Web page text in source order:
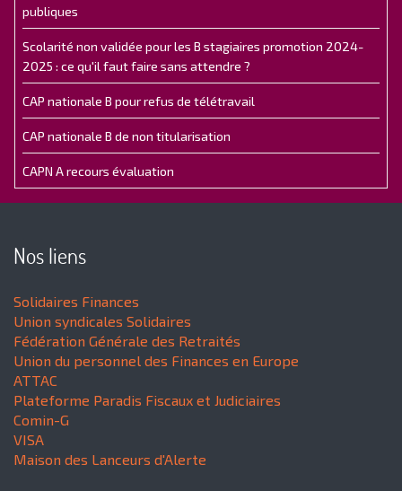
publiques
Scolarité non validée pour les B stagiaires promotion 2024-
2025 : ce qu'il faut faire sans attendre ?
CAP nationale B pour refus de télétravail
CAP nationale B de non titularisation
CAPN A recours évaluation
Nos liens
Solidaires Finances
Union syndicales Solidaires
Fédération Générale des Retraités
Union du personnel des Finances en Europe
ATTAC
Plateforme Paradis Fiscaux et Judiciaires
Comin-G
VISA
Maison des Lanceurs d'Alerte